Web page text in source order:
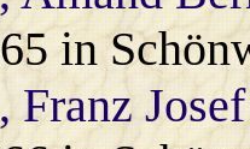
in
, Franz Josef